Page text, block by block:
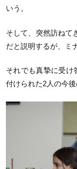
いう。
そして、突然訪ねて
だと説明するが、ミ
それでも真摯に受け
付けられた2人の今